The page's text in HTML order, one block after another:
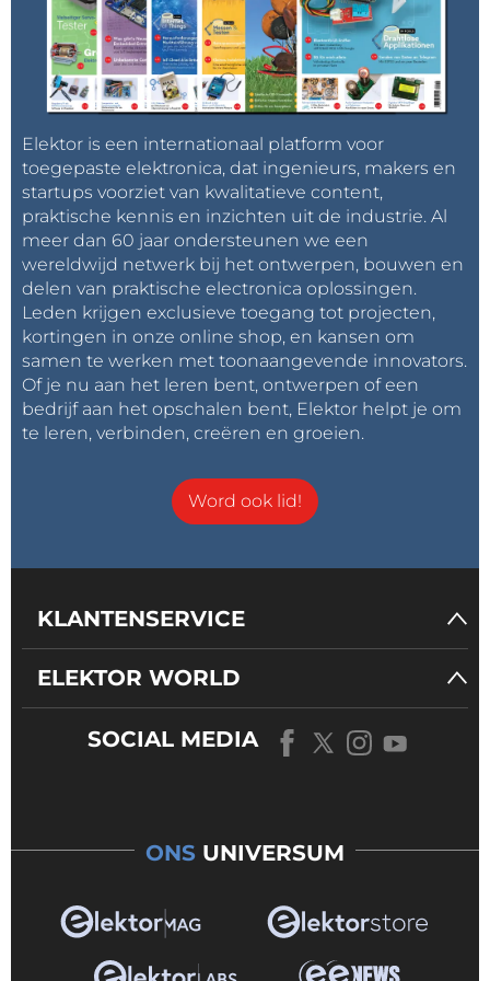
Een 3D-aanzicht van de kleine print voor zonne-energie.
Inschrijven
Tagmelding: Abonneer u op de tag
mail zodra er een nieuw item hierover op onze
website wordt gepubliceerd!
Elektor is een internationaal platform voor
toegepaste elektronica, dat ingenieurs, makers en
startups voorziet van kwalitatieve content,
praktische kennis en inzichten uit de industrie. Al
meer dan 60 jaar ondersteunen we een
wereldwijd netwerk bij het ontwerpen, bouwen en
delen van praktische electronica oplossingen.
Leden krijgen exclusieve toegang tot projecten,
kortingen in onze online shop, en kansen om
samen te werken met toonaangevende innovators.
Of je nu aan het leren bent, ontwerpen of een
bedrijf aan het opschalen bent, Elektor helpt je om
te leren, verbinden, creëren en groeien.
Word ook lid!
KLANTENSERVICE
ELEKTOR WORLD
SOCIAL MEDIA
ONS UNIVERSUM